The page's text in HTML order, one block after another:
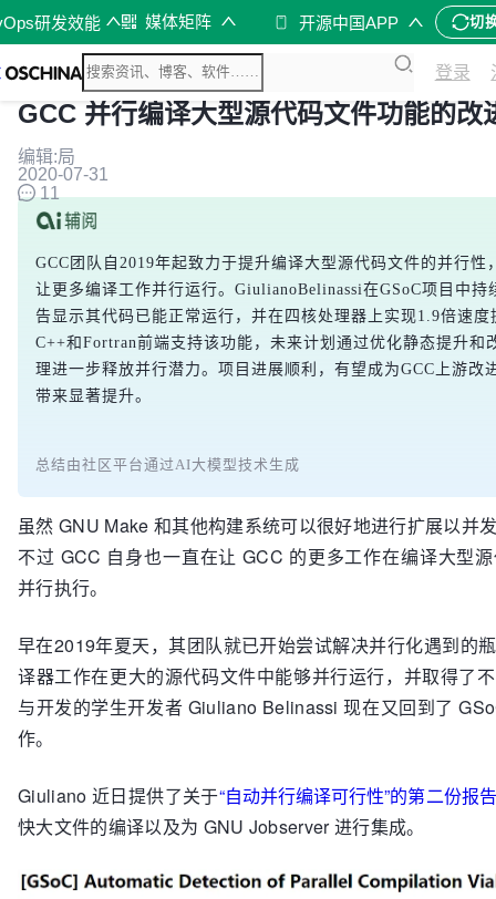
研发效能 媒体矩阵 开源中国APP 切
登录
GCC 并行编译大型源代码文件功能的改
编辑:局
2020-07-31
11
GCC团队自2019年起致力于提升编译大型源代码文件的并行性
让更多编译工作并行运行。GiulianoBelinassi在GSoC项目中持
告显示其代码已能正常运行，并在四核处理器上实现1.9倍速度
C++和Fortran前端支持该功能，未来计划通过优化静态提升和
理进一步释放并行潜力。项目进展顺利，有望成为GCC上游改
带来显著提升。
总结由社区平台通过AI大模型技术生成
虽然 GNU Make 和其他构建系统可以很好地进行扩展以并
不过 GCC 自身也一直在让 GCC 的更多工作在编译大型
并行执行。
早在2019年夏天，其团队就已开始尝试解决并行化遇到的
译器工作在更大的源代码文件中能够并行运行，并取得了
与开发的学生开发者 Giuliano Belinassi 现在又回到了
作。
Giuliano 近日提供了关于“自动并行编译可行性”的第二份报告
快大文件的编译以及为 GNU Jobserver 进行集成。